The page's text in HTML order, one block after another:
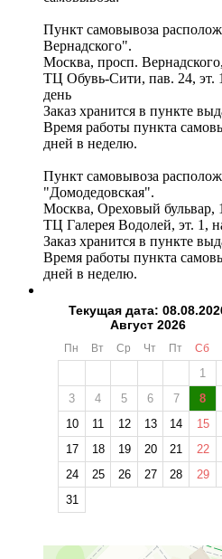
Пункт самовывоза
Вернадского".
Москва, просп.
ТЦ Обувь-Сити, пав. 24, эт.
день
Заказ хранится в пункте
Время работы пункта
дней в неделю.
Пункт самовывоза
"Домодедовская".
Москва, Ореховый бульвар,
ТЦ Галерея Водолей, эт. 1,
Заказ хранится в пункте
Время работы пункта
дней в неделю.
Текущая дата:
Август 2026
Пн Вт Ср Чт Пт Сб
1
3
4 5 6 7 8
10
11 12 13 14 15
17
18 19 20 21 22
24
25 26 27 28 29
31